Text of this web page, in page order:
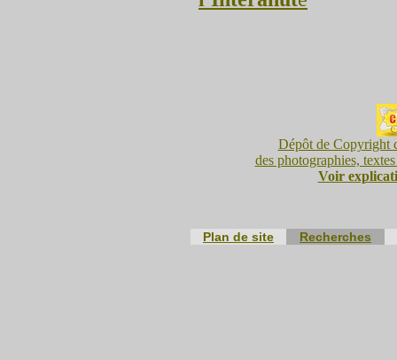
Dépôt de Copyright
des photographies,
Voir
Plan de site Recherches